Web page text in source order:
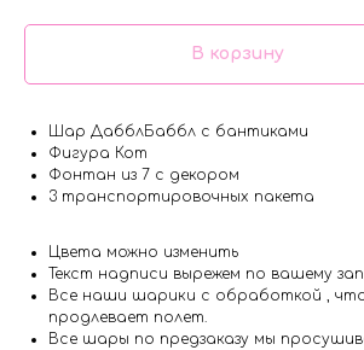
В корзину
Шар ДабблБаббл с бантиками
Фигура Кот
Фонтан из 7 с декором
3 транспортировочных пакета
Цвета можно изменить
Текст надписи вырежем по вашему
Все наши шарики с обработкой , что
продлевает полет.
Все шары по предзаказу мы